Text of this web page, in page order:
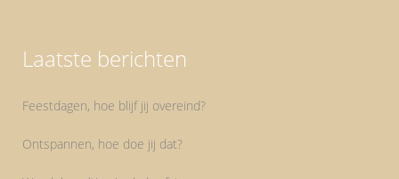
Laatste berichten
Feestdagen, hoe blijf jij overeind?
Ontspannen, hoe doe jij dat?